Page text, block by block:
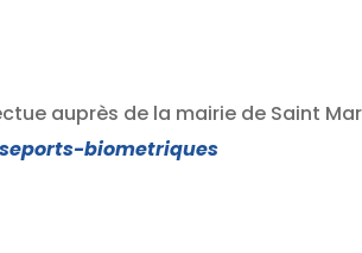
auprès de la mairie de Saint
biometriques